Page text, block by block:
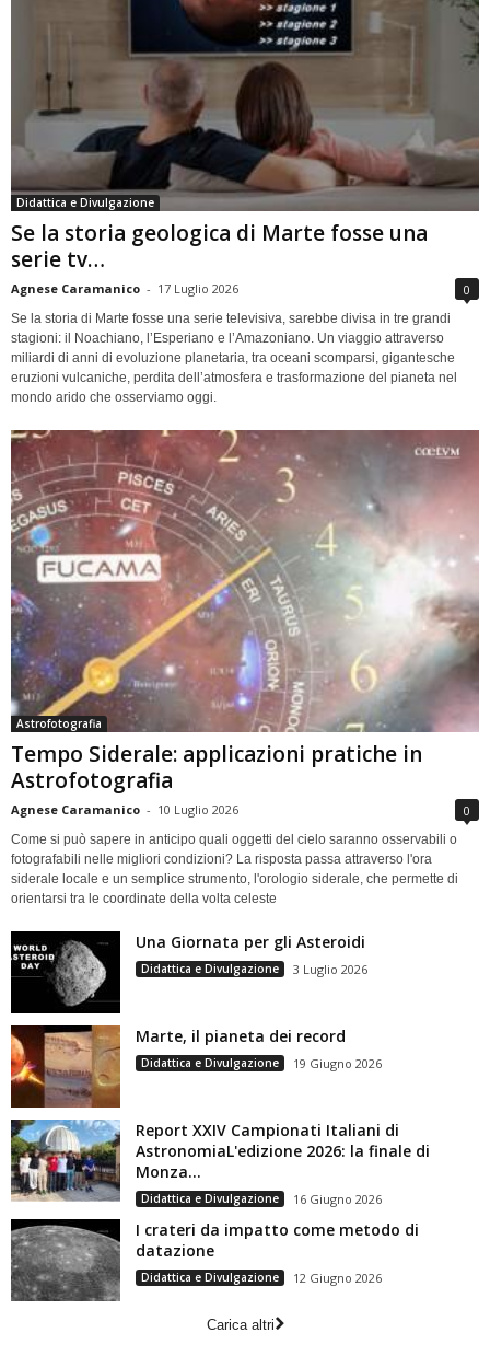
Didattica e Divulgazione
Se la storia geologica di Marte fosse una
serie tv…
Agnese Caramanico - 17 Luglio 2026 0
Se la storia di Marte fosse una serie televisiva, sarebbe divisa in tre grandi
stagioni: il Noachiano, l’Esperiano e l’Amazoniano. Un viaggio attraverso
miliardi di anni di evoluzione planetaria, tra oceani scomparsi, gigantesche
eruzioni vulcaniche, perdita dell’atmosfera e trasformazione del pianeta nel
mondo arido che osserviamo oggi.
Astrofotografia
Tempo Siderale: applicazioni pratiche in
Astrofotografia
Agnese Caramanico - 10 Luglio 2026 0
Come si può sapere in anticipo quali oggetti del cielo saranno osservabili o
fotografabili nelle migliori condizioni? La risposta passa attraverso l'ora
siderale locale e un semplice strumento, l'orologio siderale, che permette di
orientarsi tra le coordinate della volta celeste
Una Giornata per gli Asteroidi
Didattica e Divulgazione 3 Luglio 2026
Marte, il pianeta dei record
Didattica e Divulgazione 19 Giugno 2026
Report XXIV Campionati Italiani di
AstronomiaL'edizione 2026: la finale di
Monza...
Didattica e Divulgazione 16 Giugno 2026
I crateri da impatto come metodo di
datazione
Didattica e Divulgazione 12 Giugno 2026
Carica altri